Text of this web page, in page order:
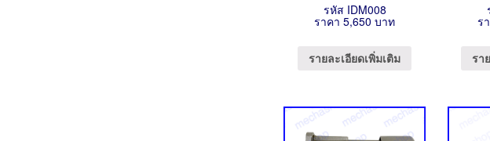
รหัส IDM008
ราคา 5,650 บาท
รายละเอียดเพิ่มเติม
ร
รา